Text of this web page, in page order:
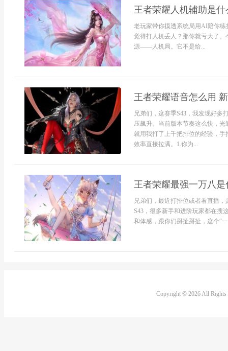
王者荣耀人机辅助是
老玩家带你摸透系统局用AI陪你
觉得打人机丢人？那你就亏大了
源——人机局。它不是给...
王者荣耀语音怎么用
兄弟们，这赛季S43，我发现好多
压飙升。当前版本节奏这么快，
就用我打了上千把排位的经验，
效率直接拉满。1.你为...
王者荣耀最强一万八
兄弟们，最近打排位或者看直播
S43，很多新手和进阶玩家都在搜
和体感，跟你们掰扯掰扯，这个“
Copyright © 2026 All